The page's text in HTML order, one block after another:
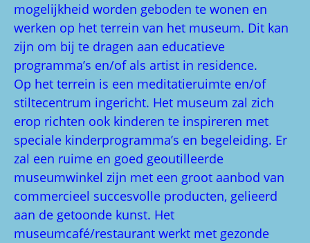
mogelijkheid worden geboden te wonen en
werken op het terrein van het museum. Dit kan
zijn om bij te dragen aan educatieve
programma’s en/of als artist in residence.
Op het terrein is een meditatieruimte en/of
stiltecentrum ingericht. Het museum zal zich
erop richten ook kinderen te inspireren met
speciale kinderprogramma’s en begeleiding. Er
zal een ruime en goed geoutilleerde
museumwinkel zijn met een groot aanbod van
commercieel succesvolle producten, gelieerd
aan de getoonde kunst. Het
museumcafé/restaurant werkt met gezonde